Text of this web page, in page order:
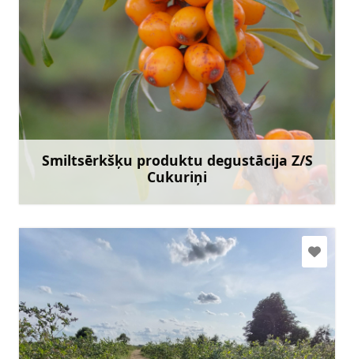
Smiltsērkšķu produktu degustācija Z/S
Cukuriņi
ivsvaldzers@gmail.com
+371 29108006
Uzzināt vairāk